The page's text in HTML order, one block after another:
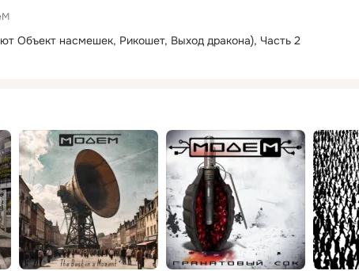
Объект насмешек, Рикошет, Выход дракона), Часть 2